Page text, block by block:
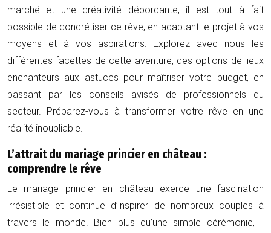
marché et une créativité débordante, il est tout à fait
possible de concrétiser ce rêve, en adaptant le projet à vos
moyens et à vos aspirations. Explorez avec nous les
différentes facettes de cette aventure, des options de lieux
enchanteurs aux astuces pour maîtriser votre budget, en
passant par les conseils avisés de professionnels du
secteur. Préparez-vous à transformer votre rêve en une
réalité inoubliable.
L’attrait du mariage princier en château :
comprendre le rêve
Le mariage princier en château exerce une fascination
irrésistible et continue d’inspirer de nombreux couples à
travers le monde. Bien plus qu’une simple cérémonie, il